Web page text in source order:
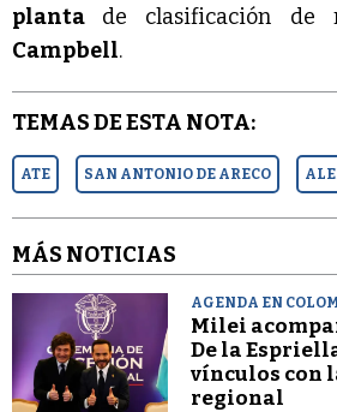
planta de clasificación de
Campbell.
TEMAS DE ESTA NOTA:
ATE SAN ANTONIO DE ARECO
MÁS NOTICIAS
AGENDA EN
Milei
De la
vínculos con
regional